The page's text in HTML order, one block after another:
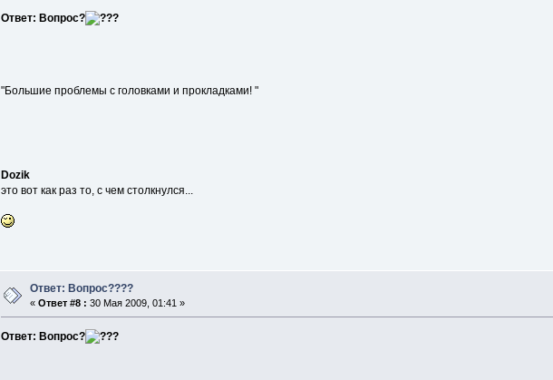
Ответ: Вопрос?
"Большие проблемы с головками и прокладками! "
Dozik
это вот как раз то, с чем столкнулся...
Ответ: Вопрос????
«Ответ #8 : 30 Мая 2009, 01:41 »
Ответ: Вопрос?